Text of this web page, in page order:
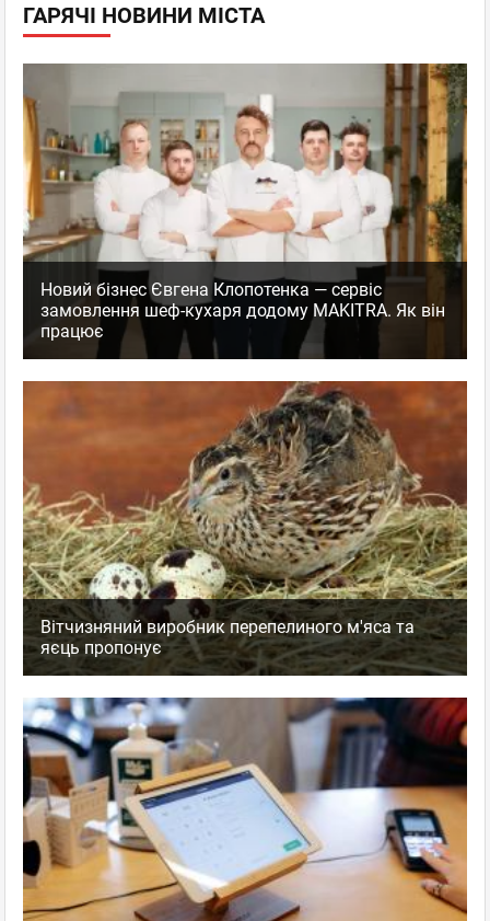
ГАРЯЧІ НОВИНИ МІСТА
Новий бізнес Євгена Клопотенка — сервіс
замовлення шеф-кухаря додому MAKITRA. Як він
працює
Вітчизняний виробник перепелиного м'яса та
яєць пропонує